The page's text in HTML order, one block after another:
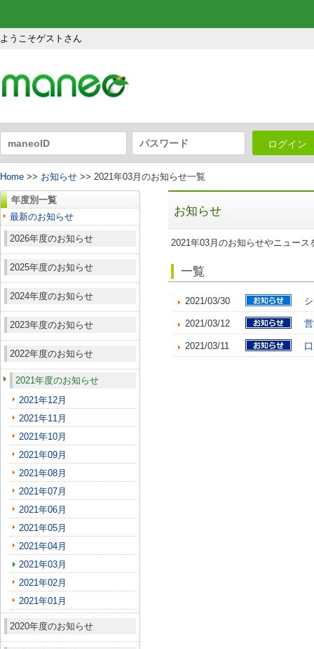
ようこそゲストさん
ログイン
Home >> お知らせ >> 2021年03月のお知らせ一覧
年度別一覧
最新のお知らせ
2026年度のお知らせ
2025年度のお知らせ
2024年度のお知らせ
2023年度のお知らせ
2022年度のお知らせ
2021年度のお知らせ
2021年12月
2021年11月
2021年10月
2021年09月
2021年08月
2021年07月
2021年06月
2021年05月
2021年04月
2021年03月
2021年02月
2021年01月
2020年度のお知らせ
お知らせ
2021年03月のお知らせやニュース
一覧
2021/03/30
2021/03/12
2021/03/11